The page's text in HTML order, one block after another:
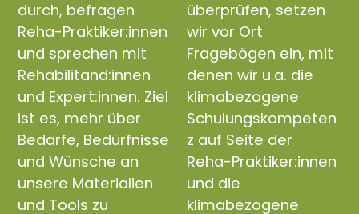
durch, befragen
Reha-Praktiker:innen
und sprechen mit
Rehabilitand:innen
und Expert:innen. Ziel
ist es, mehr über
Bedarfe, Bedürfnisse
und Wünsche an
unsere Materialien
und Tools zu
überprüfen, setzen
wir vor Ort
Fragebögen ein, mit
denen wir u.a. die
klimabezogene
Schulungskompeten
z auf Seite der
Reha-Praktiker:innen
und die
klimabezogene